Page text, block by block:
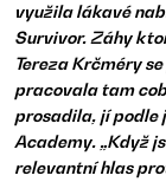
využila lákavé
Survivor. Záhy k
Tereza Krčméry
pracovala tam
prosadila, jí podle
Academy. „Když
relevantní hlas